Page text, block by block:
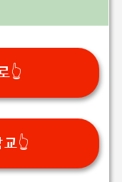
👆️
👆️